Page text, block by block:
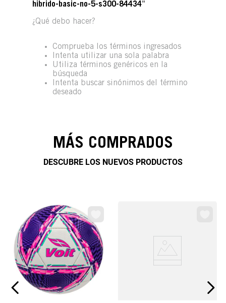
hibrido-basic-no-5-s300-84434"
¿Qué debo hacer?
Comprueba los términos ingresados
Intenta utilizar una sola palabra
Utiliza términos genéricos en la
búsqueda
Intenta buscar sinónimos del término
deseado
MÁS COMPRADOS
DESCUBRE LOS NUEVOS PRODUCTOS